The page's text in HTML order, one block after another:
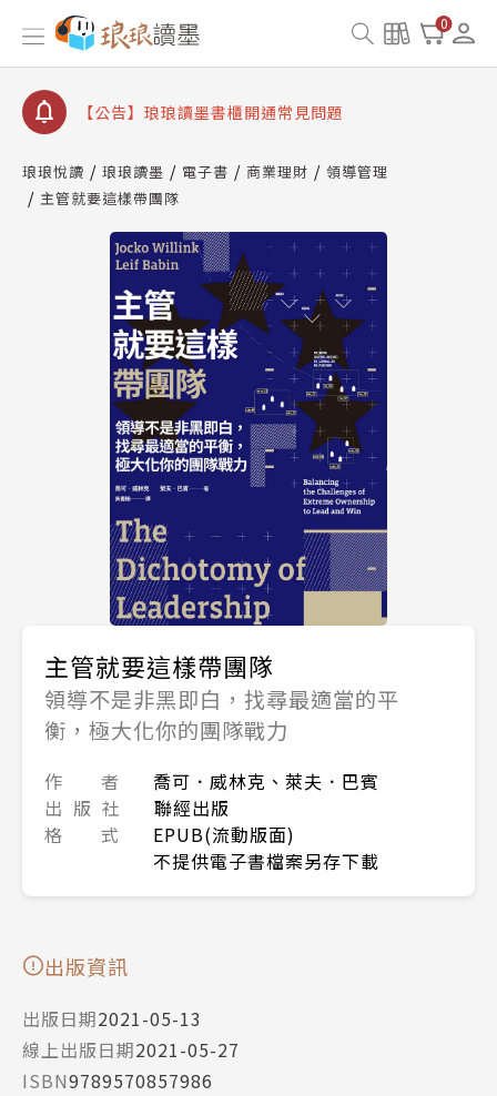
0
【公告】因 Readmoo 讀墨系統維護中，本站同步暫
停部分閱讀服務
【公告】琅琅讀墨數位閱讀資產合併與書櫃開通申請
【公告】琅琅讀墨書櫃開通常見問題
請圖文教學
【公告】琅琅書店服務升級重要說明及資產合併結果
查詢
【公告】因 Readmoo 讀墨系統維護中，本站同步暫
停部分閱讀服務
琅琅悅讀 琅琅讀墨 電子書 商業理財
領導管理
主管就要這樣帶團隊
主管就要這樣帶團隊
領導不是非黑即白，找尋最適當的平
衡，極大化你的團隊戰力
作 者
喬可．威林克、萊夫．巴賓
出 版 社
聯經出版
格 式
EPUB(流動版面)
不提供電子書檔案另存下載
出版資訊
出版日期2021-05-13
線上出版日期2021-05-27
ISBN9789570857986